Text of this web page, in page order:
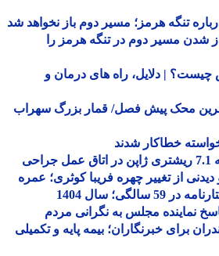
هرمز؛ مسیر دوم باز نخواهد شد
مسیر دوم در تنگه هرمز را
| دلایل، راه های درمان و
محک پیش فصل/ قمار بزرگ سهراب
خطاکار شدند
تغییر چهره فریبا کوثری؛ عمره
سال 1404
مجلس به نگرانی مردم
خبرنگاران؛ بیمه پایه و تکمیلی